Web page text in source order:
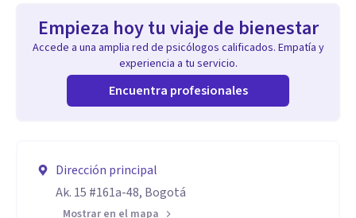
Empieza hoy tu viaje de bienestar
Accede a una amplia red de psicólogos calificados. Empatía y
experiencia a tu servicio.
Encuentra profesionales
Dirección principal
Ak. 15 #161a-48, Bogotá
Mostrar en el mapa